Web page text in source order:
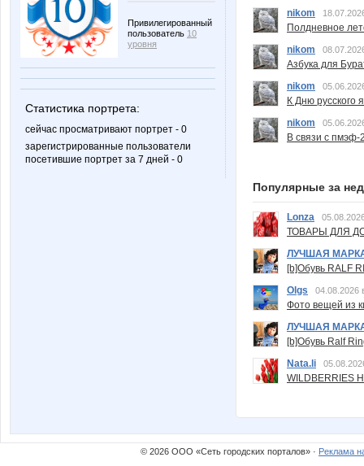
Привилегированный
пользователь 10
уровня
Статистика портрета:
сейчас просматривают портрет - 0
зарегистрированные пользователи
посетившие портрет за 7 дней - 0
nikom
Полдневное
nikom
Азбука для
nikom
К Дню русского
nikom
В связи с пмэф-
Популярные за
Lonza
ТОВАРЫ ДЛЯ
ЛУЧШАЯ
[b]Обувь RALF
Olgs
04.08.2026
Фото вещей из
ЛУЧШАЯ
[b]Обувь Ralf
Nata.li
© 2026 ООО «Сеть городских порталов» · Реклама